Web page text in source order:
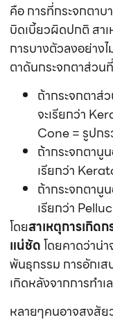
คือ การที่กระจกตา
บิดเบี้ยวผิดปกติ สา
การบางตัวลงอย่าง
ตาดันกระจกตาส่วน
ถ้ากระจกตา
จะเรียกว่า
Cone = รูปก
ถ้ากระจกตานู
เรียกว่า
ถ้ากระจกตานู
เรียกว่า
โดยสาเหตุการเกิด
แน่ชัดโดยคาดว่าน่
พันธุกรรม การอักเ
เกิดหลังจากการทำ
หลายๆคนอาจสงสั